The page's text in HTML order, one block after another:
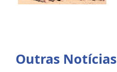
Outras Notícias